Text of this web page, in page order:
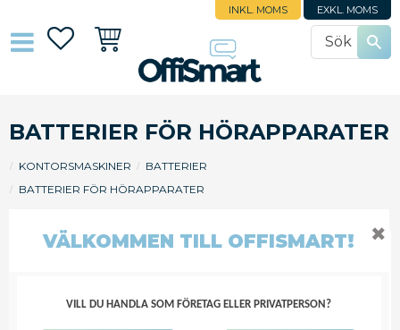
INKL. MOMS EXKL. MOMS
FavoriterKundvagn
BATTERIER FÖR HÖRAPPARATER
KONTORSMASKINER
BATTERIER
BATTERIER FÖR HÖRAPPARATER
FILTRERA SORTERA
VÄLKOMMEN TILL OFFISMART!
VILL DU HANDLA SOM FÖRETAG ELLER PRIVATPERSON?
✖